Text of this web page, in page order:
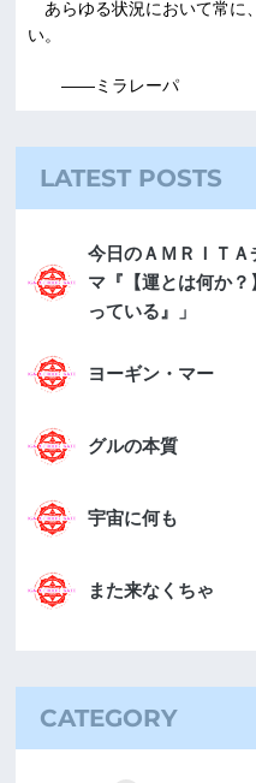
あらゆる状況において常に
い。
――ミラレーパ
LATEST POSTS
今日のＡＭＲＩＴ
マ『【運とは何か
っている』」
ヨーギン・マー
グルの本質
宇宙に何も
また来なくちゃ
CATEGORY